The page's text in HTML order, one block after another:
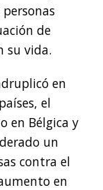
de
su vida.
en
el
en Bélgica y
un
contra el
en